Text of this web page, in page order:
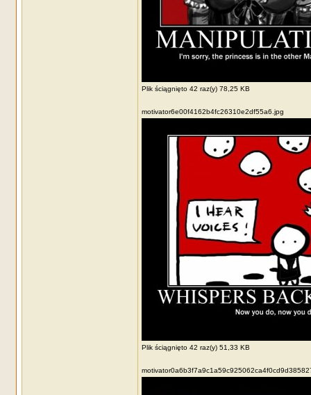
Plik ściągnięto 42 raz(y) 78,25 KB
motivator6e00f4162b4fc26310e2df55a6.jpg
Plik ściągnięto 42 raz(y) 51,33 KB